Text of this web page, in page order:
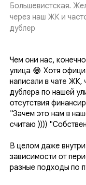
Большевистская.
через наш ЖК и
дублер
Чем они нас,
улица 😂 Хотя
написали в чате ЖК,
дублера по нашей
отсутствия
"Зачем это нам в
считаю ))))
В целом даже
зависимости от
разные подходы по